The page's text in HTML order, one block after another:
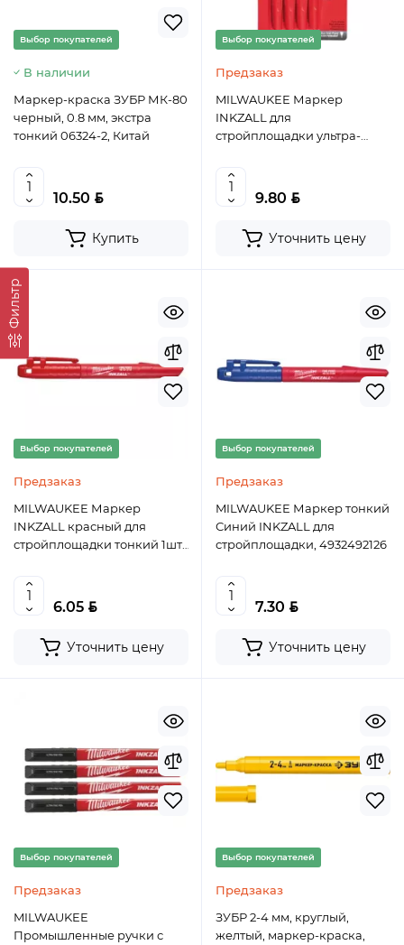
Фильтр
Выбор покупателей
В наличии
Маркер-краска ЗУБР МК-80
черный, 0.8 мм, экстра
тонкий 06324-2, Китай
10.50 BYN
Купить
Выбор покупателей
Предзаказ
MILWAUKEE Маркер
INKZALL для
стройплощадки ультра-
9.80 BYN
Уточнить цену
Выбор покупателей
Предзаказ
MILWAUKEE Маркер
INKZALL красный для
стройплощадки тонкий 1шт,
6.05 BYN
Уточнить цену
Выбор покупателей
Предзаказ
MILWAUKEE Маркер тонкий
Синий INKZALL для
стройплощадки, 4932492126
7.30 BYN
Уточнить цену
Выбор покупателей
Предзаказ
MILWAUKEE
Промышленные ручки с
Выбор покупателей
Предзаказ
ЗУБР 2-4 мм, круглый,
желтый, маркер-краска,